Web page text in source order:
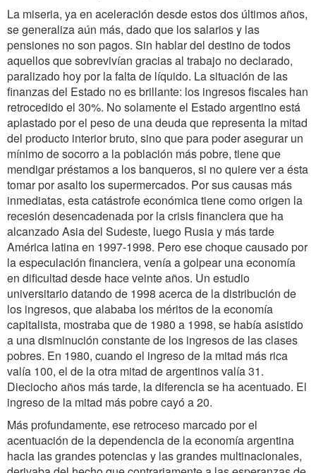
La miseria, ya en aceleración desde estos dos últimos años,
se generaliza aún más, dado que los salarios y las
pensiones no son pagos. Sin hablar del destino de todos
aquellos que sobrevivían gracias al trabajo no declarado,
paralizado hoy por la falta de líquido. La situación de las
finanzas del Estado no es brillante: los ingresos fiscales han
retrocedido el 30%. No solamente el Estado argentino está
aplastado por el peso de una deuda que representa la mitad
del producto interior bruto, sino que para poder asegurar un
mínimo de socorro a la población más pobre, tiene que
mendigar préstamos a los banqueros, si no quiere ver a ésta
tomar por asalto los supermercados. Por sus causas más
inmediatas, esta catástrofe económica tiene como origen la
recesión desencadenada por la crisis financiera que ha
alcanzado Asia del Sudeste, luego Rusia y más tarde
América latina en 1997-1998. Pero ese choque causado por
la especulación financiera, venía a golpear una economía
en dificultad desde hace veinte años. Un estudio
universitario datando de 1998 acerca de la distribución de
los ingresos, que alababa los méritos de la economía
capitalista, mostraba que de 1980 a 1998, se había asistido
a una disminución constante de los ingresos de las clases
pobres. En 1980, cuando el ingreso de la mitad más rica
valía 100, el de la otra mitad de argentinos valía 31.
Dieciocho años más tarde, la diferencia se ha acentuado. El
ingreso de la mitad más pobre cayó a 20.
Más profundamente, ese retroceso marcado por el
acentuación de la dependencia de la economía argentina
hacia las grandes potencias y las grandes multinacionales,